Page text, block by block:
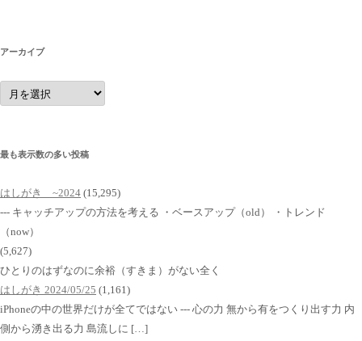
アーカイブ
ア
イ
ブ
最も表示数の多い投稿
はしがき ~2024 (15,295)
--- キャッチアップの方法を考える ・ベースアップ（old） ・トレンド
（now）
(5,627)
ひとりのはずなのに余裕（すきま）がない全く
はしがき 2024/05/25 (1,161)
iPhoneの中の世界だけが全てではない --- 心の力 無から有をつくり出す力 内
側から湧き出る力 島流しに […]